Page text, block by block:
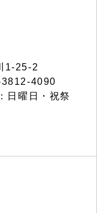
1-25-2
4090
日曜日・祝祭